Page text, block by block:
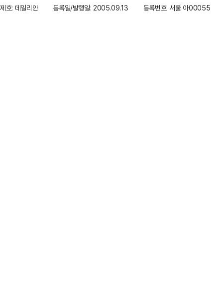
제호: 데일리안
등록일/발행일: 2005.09.13 등록번호: 서울 아00055